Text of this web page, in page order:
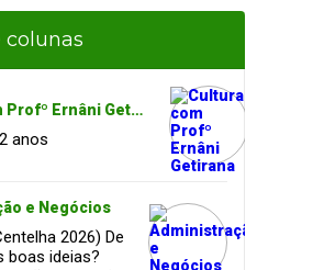
colunas
Cultura com Profº Ernâni Getirana
anos
e Negócios
2026) De
boas ideias?